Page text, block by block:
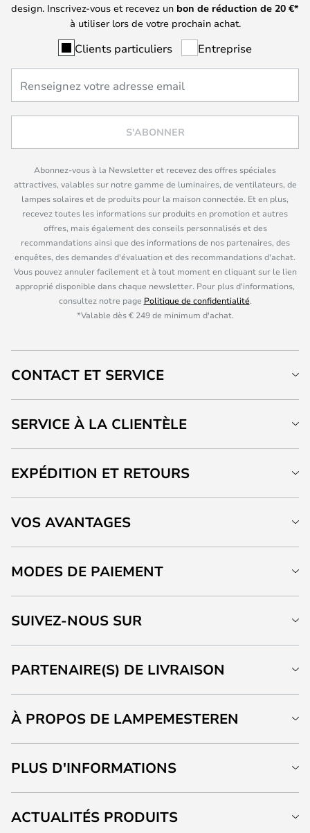
design. Inscrivez-vous et recevez un bon de réduction de 20 €*
à utiliser lors de votre prochain achat.
Clients particuliers Entreprise
S'ABONNER
Abonnez-vous à la Newsletter et recevez des offres spéciales
attractives, valables sur notre gamme de luminaires, de ventilateurs, de
lampes solaires et de produits pour la maison connectée. Et en plus,
recevez toutes les informations sur produits en promotion et autres
offres, mais également des conseils personnalisés et des
recommandations ainsi que des informations de nos partenaires, des
enquêtes, des demandes d'évaluation et des recommandations d'achat.
Vous pouvez annuler facilement et à tout moment en cliquant sur le lien
approprié disponible dans chaque newsletter. Pour plus d'informations,
consultez notre page Politique de confidentialité.
*Valable dès € 249 de minimum d'achat.
CONTACT ET SERVICE
SERVICE À LA CLIENTÈLE
EXPÉDITION ET RETOURS
VOS AVANTAGES
MODES DE PAIEMENT
SUIVEZ-NOUS SUR
PARTENAIRE(S) DE LIVRAISON
À PROPOS DE LAMPEMESTEREN
PLUS D'INFORMATIONS
ACTUALITÉS PRODUITS